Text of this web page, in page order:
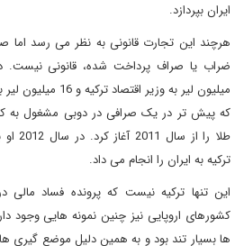
ایران بپردازد.
هرچند این تجارت قانونی به نظر می رسد
میلیون لیر به وزیر
که پیش تر در یک صرافی در دوبی مشغول به
طلا را
ترکیه به ایران را انجام می داد.
این تنها ترکیه نیست که پرونده فساد
کشورهای اروپایی نیز چنین نمونه هایی وجود
ها بسیار تند بود و به همین دلیل موضع گیری